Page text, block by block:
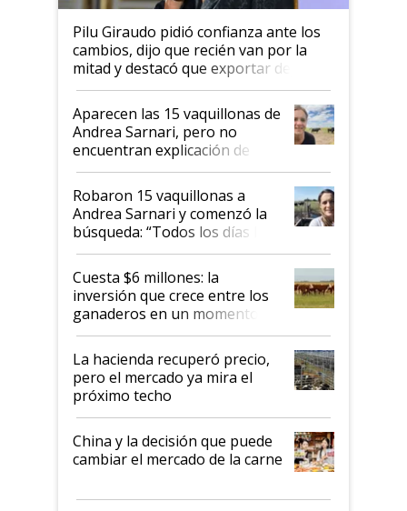
Pilu Giraudo pidió confianza ante los
cambios, dijo que recién van por la
mitad y destacó que exportar dejó de
ser "para unos pocos": "Tenemos un
mandato muy claro del gobierno
nacional"
Aparecen las 15 vaquillonas de
Andrea Sarnari, pero no
encuentran explicación de
cómo llegaron allí
Robaron 15 vaquillonas a
Andrea Sarnari y comenzó la
búsqueda: “Todos los días le
toca a algún productor”
Cuesta $6 millones: la
inversión que crece entre los
ganaderos en un momento
histórico para la actividad
La hacienda recuperó precio,
pero el mercado ya mira el
próximo techo
China y la decisión que puede
cambiar el mercado de la carne